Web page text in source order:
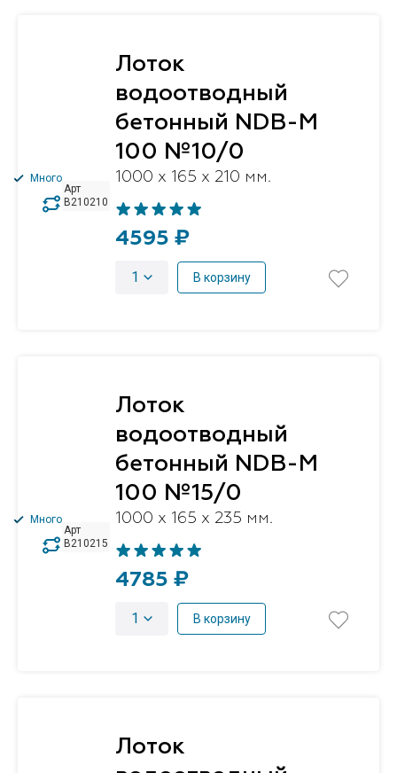
Арт
B210210
Много
Лоток
водоотводный
бетонный NDB-M
100 №10/0
1000 x 165 x 210 мм.
4595 ₽
1 В корзину
Арт
B210215
Много
Лоток
водоотводный
бетонный NDB-M
100 №15/0
1000 x 165 x 235 мм.
4785 ₽
1 В корзину
Лоток